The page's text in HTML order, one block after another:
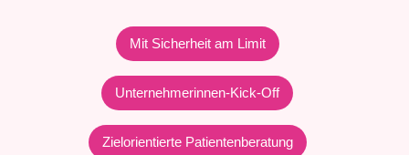
Mit Sicherheit am Limit
Unternehmerinnen-Kick-Off
Zielorientierte Patientenberatung